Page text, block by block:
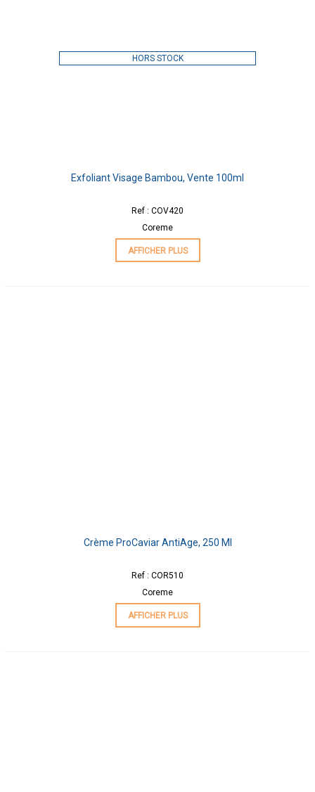
HORS STOCK
Exfoliant Visage Bambou, Vente 100ml
Ref : COV420
Coreme
AFFICHER PLUS
Crème ProCaviar AntiAge, 250 Ml
Ref : COR510
Coreme
AFFICHER PLUS